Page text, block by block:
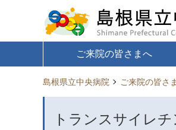
ご来院の皆さまへ
島根県立中央病院 ご来院の皆さ
トランスサイレ